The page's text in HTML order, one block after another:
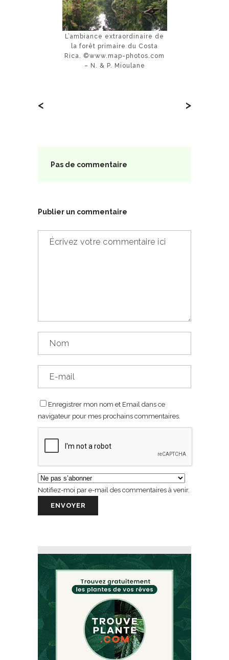
L’ambiance extraordinaire de
la forêt primaire du Costa
Rica. ©www.map-photos.com
– N. & P. Mioulane
< >
Pas de commentaire
Publier un commentaire
Enregistrer mon nom et Email dans ce
navigateur pour mes prochains commentaires.
Notifiez-moi par e-mail des commentaires à venir.